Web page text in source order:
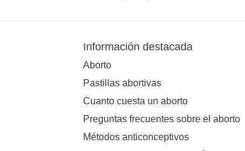
Información destacada
Aborto
Pastillas abortivas
Cuanto cuesta un aborto
Preguntas frecuentes sobre el aborto
Métodos anticonceptivos